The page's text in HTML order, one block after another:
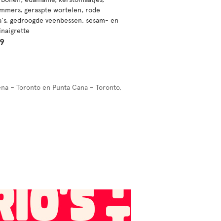
geraspte wortelen, rode
gedroogde veenbessen, sesam- en
– Toronto en Punta Cana – Toronto,